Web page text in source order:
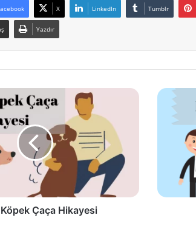
X LinkedIn Tumblr
Yazdır
Köpek Çaça Hikayesi
Evlilik